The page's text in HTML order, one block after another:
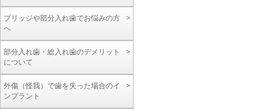
ブリッジや部分入れ歯でお悩みの方
へ
部分入れ歯・総入れ歯のデメリット
について
外傷（怪我）で歯を失った場合のイ
ンプラント